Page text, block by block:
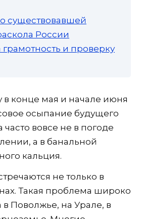
о существовавшей
России
грамотность и проверку
конце мая и начале июня
осыпание будущего
вовсе не в погоде
а в банальной
кальция.
не только в
Такая проблема широко
Поволжье, на Урале, в